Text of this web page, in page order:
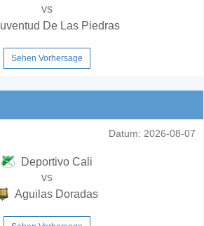
vs
De Las Piedras
Sehen Vorhersage
Datum: 2026-08-07
Deportivo Cali
vs
Aguilas Doradas